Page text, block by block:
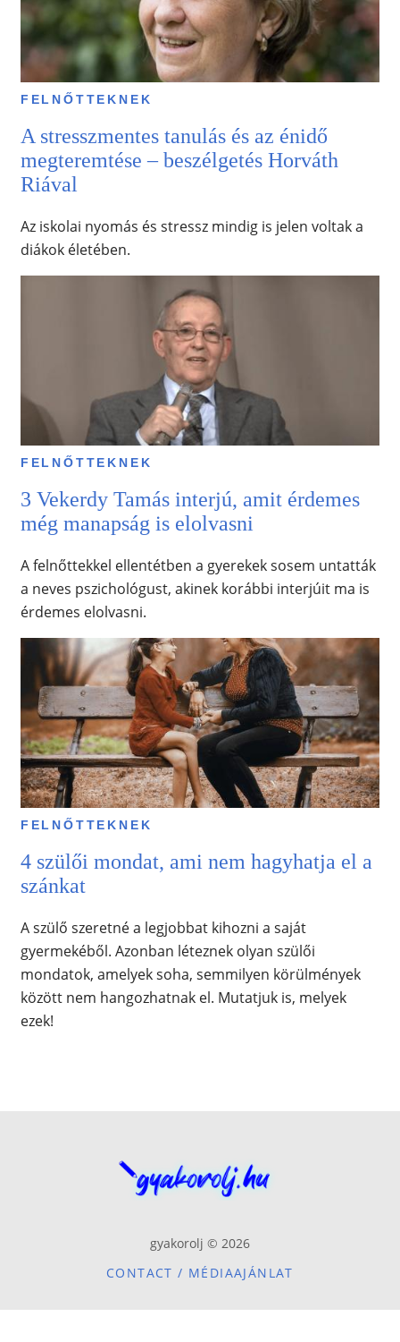
FELNŐTTEKNEK
A stresszmentes tanulás és az énidő
megteremtése – beszélgetés Horváth
Riával
Az iskolai nyomás és stressz mindig is jelen voltak a
diákok életében.
FELNŐTTEKNEK
3 Vekerdy Tamás interjú, amit érdemes
még manapság is elolvasni
A felnőttekkel ellentétben a gyerekek sosem untatták
a neves pszichológust, akinek korábbi interjúit ma is
érdemes elolvasni.
FELNŐTTEKNEK
4 szülői mondat, ami nem hagyhatja el a
szánkat
A szülő szeretné a legjobbat kihozni a saját
gyermekéből. Azonban léteznek olyan szülői
mondatok, amelyek soha, semmilyen körülmények
között nem hangozhatnak el. Mutatjuk is, melyek
ezek!
gyakorolj © 2026
CONTACT / MÉDIAAJÁNLAT